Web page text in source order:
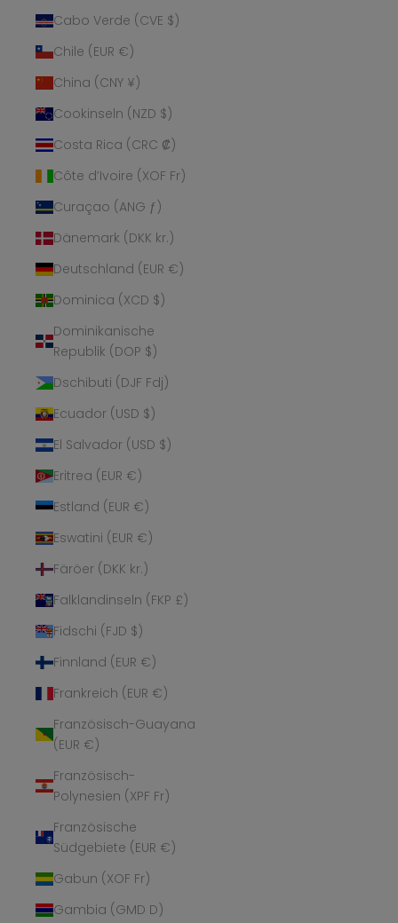
Cabo Verde (CVE $)
Chile (EUR €)
China (CNY ¥)
Cookinseln (NZD $)
Costa Rica (CRC ₡)
Côte d’Ivoire (XOF Fr)
Curaçao (ANG ƒ)
Dänemark (DKK kr.)
Deutschland (EUR €)
Dominica (XCD $)
Dominikanische
Republik (DOP $)
Dschibuti (DJF Fdj)
Ecuador (USD $)
El Salvador (USD $)
Eritrea (EUR €)
Estland (EUR €)
Eswatini (EUR €)
Färöer (DKK kr.)
Falklandinseln (FKP £)
Fidschi (FJD $)
Finnland (EUR €)
Frankreich (EUR €)
Französisch-Guayana
(EUR €)
Französisch-
Polynesien (XPF Fr)
Französische
Südgebiete (EUR €)
Gabun (XOF Fr)
Gambia (GMD D)